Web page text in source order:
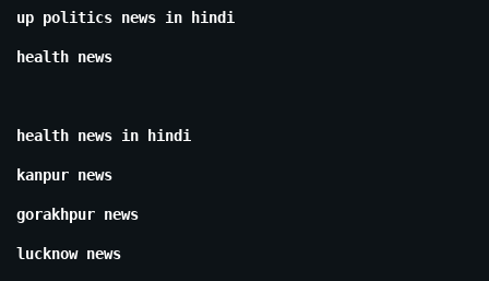
up politics news in hindi
health news
health news in hindi
kanpur news
gorakhpur news
lucknow news